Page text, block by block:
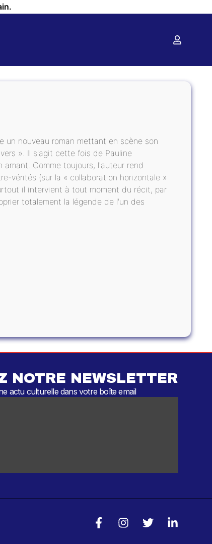
un nouveau roman mettant en scène son
». Il s'agit cette fois de Pauline
Comme toujours, l'auteur rend
vérités (sur la « collaboration horizontale »
il intervient à tout moment du récit, par
totalement la légende de l'un des
NOTRE NEWSLETTER
actu culturelle dans votre boîte email